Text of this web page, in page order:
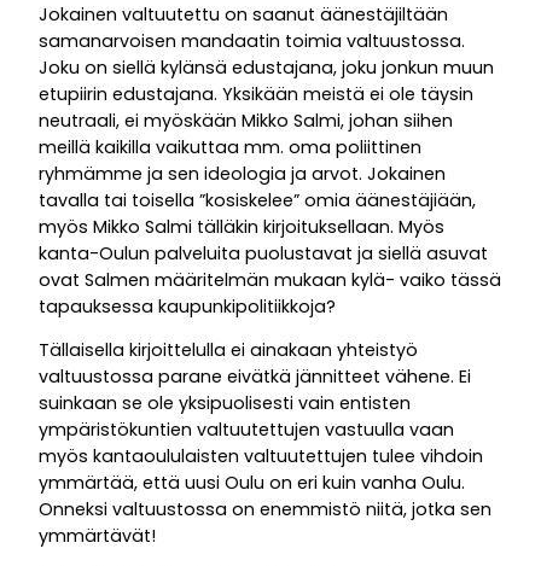
Jokainen valtuutettu on saanut äänestäjiltään
samanarvoisen mandaatin toimia valtuustossa.
Joku on siellä kylänsä edustajana, joku jonkun muun
etupiirin edustajana. Yksikään meistä ei ole täysin
neutraali, ei myöskään Mikko Salmi, johan siihen
meillä kaikilla vaikuttaa mm. oma poliittinen
ryhmämme ja sen ideologia ja arvot. Jokainen
tavalla tai toisella ”kosiskelee” omia äänestäjiään,
myös Mikko Salmi tälläkin kirjoituksellaan. Myös
kanta-Oulun palveluita puolustavat ja siellä asuvat
ovat Salmen määritelmän mukaan kylä- vaiko tässä
tapauksessa kaupunkipolitiikkoja?
Tällaisella kirjoittelulla ei ainakaan yhteistyö
valtuustossa parane eivätkä jännitteet vähene. Ei
suinkaan se ole yksipuolisesti vain entisten
ympäristökuntien valtuutettujen vastuulla vaan
myös kantaoululaisten valtuutettujen tulee vihdoin
ymmärtää, että uusi Oulu on eri kuin vanha Oulu.
Onneksi valtuustossa on enemmistö niitä, jotka sen
ymmärtävät!